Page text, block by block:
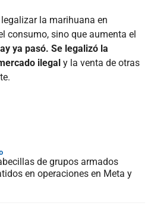
la marihuana en
consumo, sino que aumenta el
ya pasó. Se legalizó la
ilegal y la venta de otras
de grupos armados
en operaciones en Meta y